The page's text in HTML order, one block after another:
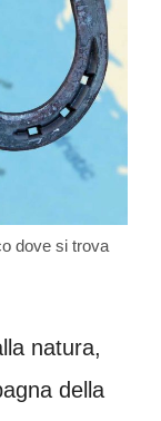
dove si trova
natura,
della